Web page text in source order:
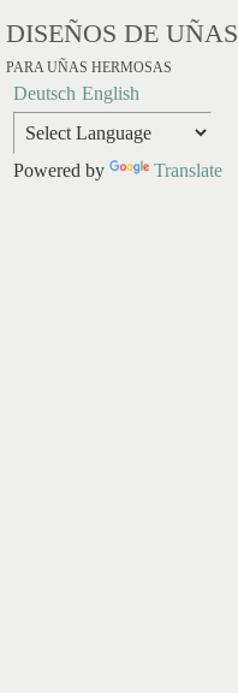
DISEÑOS DE UÑAS
PARA UÑAS HERMOSAS
Deutsch English
Powered by Translate